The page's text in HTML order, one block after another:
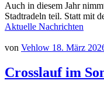
Auch in diesem Jahr
Stadtradeln teil. Statt mit
Aktuelle Nachrichten
von Vehlow 18. März
Crosslauf im